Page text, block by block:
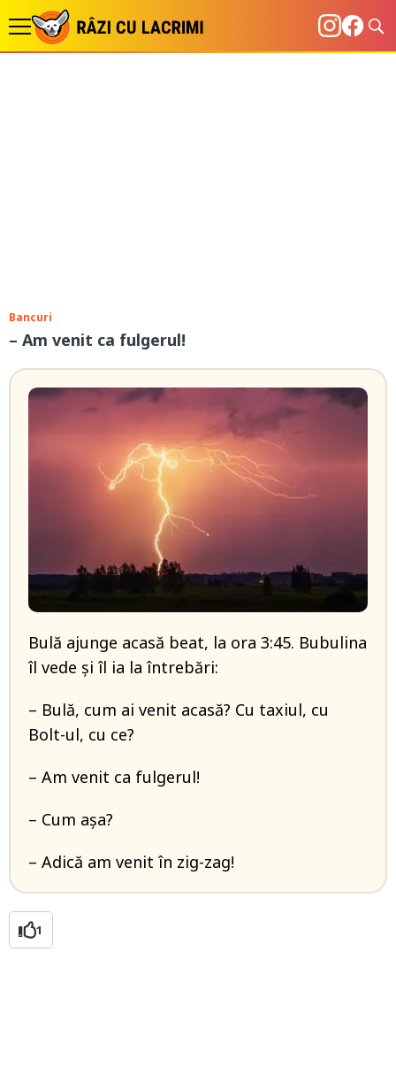
Bancuri
– Am venit ca fulgerul!
Bulă ajunge acasă beat, la ora 3:45. Bubulina
îl vede și îl ia la întrebări:
– Bulă, cum ai venit acasă? Cu taxiul, cu
Bolt-ul, cu ce?
– Am venit ca fulgerul!
– Cum așa?
– Adică am venit în zig-zag!
1